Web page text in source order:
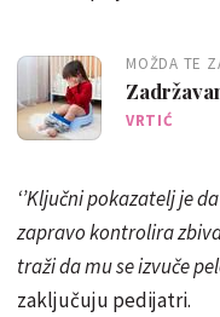
MOŽDA TE
VRTIĆ
‘’Ključni pokazatelj je
zapravo kontrolira
traži da mu se izvuče
zaključuju pedijatri.